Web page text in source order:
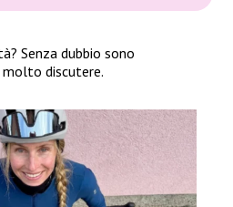
Senza dubbio sono
discutere.